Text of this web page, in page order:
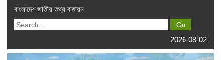
বাংলাদেশ জাতীয় তথ্য বাতায়ন
2026-08-02